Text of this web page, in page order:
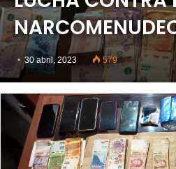
30 abril, 2023 579